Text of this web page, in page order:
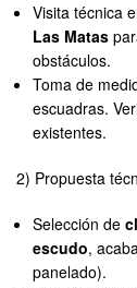
Visita técnica
Las Matas
obstáculos.
Toma de
escuadras.
existentes.
2) Propuesta
Selección de
escudo,
panelado).